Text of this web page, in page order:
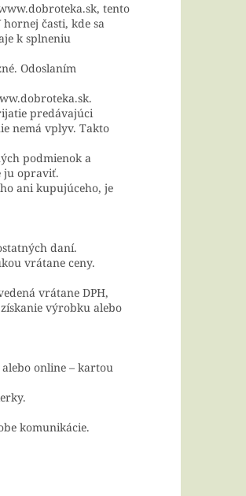
tento
časti, kde sa
k splneniu
Odoslaním
predávajúci
nemá vplyv. Takto
podmienok a
ju opraviť.
ani kupujúceho, je
daní.
vrátane ceny.
vrátane DPH,
výrobku alebo
online – kartou
komunikácie.